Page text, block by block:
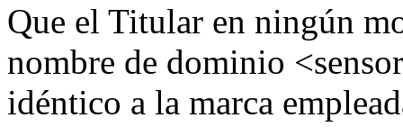
Que el Titular en ningún
nombre de dominio
idéntico a la marca